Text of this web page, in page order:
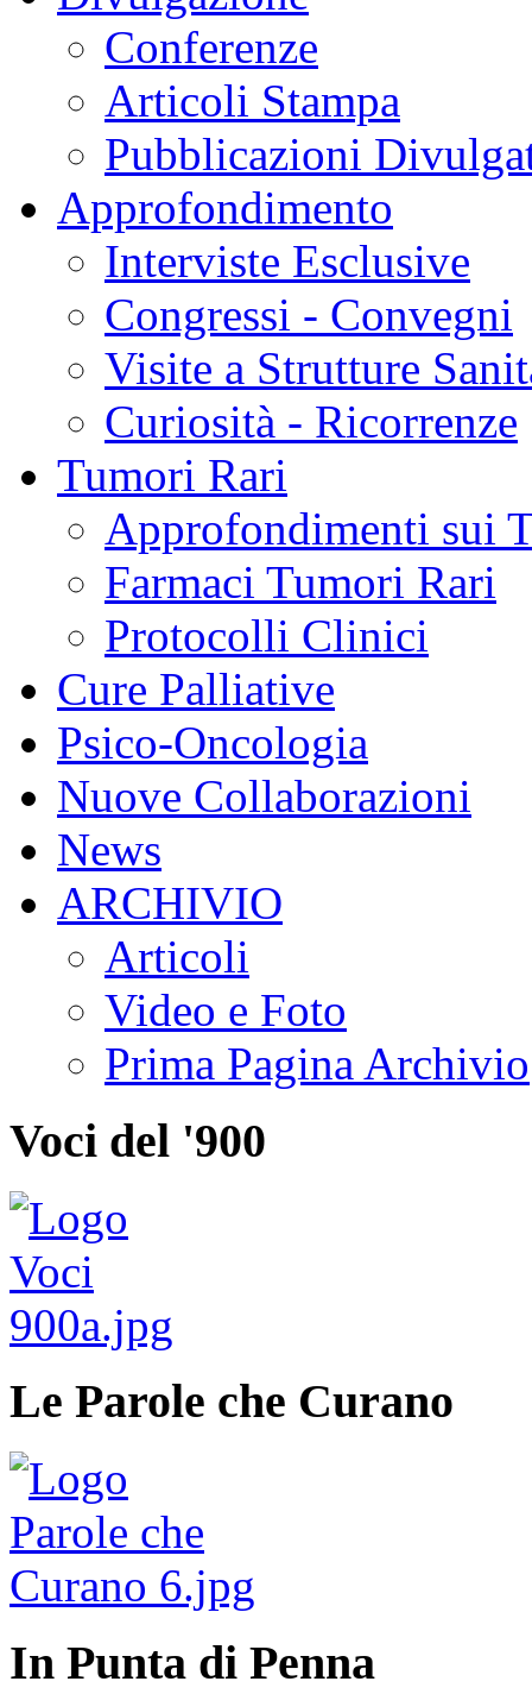
Conferenze
Articoli Stampa
Pubblicazioni
Approfondimento
Interviste Esclusive
Congressi - Convegni
Visite a Strutture
Curiosità - Ricorrenze
Tumori Rari
Approfondimenti sui
Farmaci Tumori Rari
Protocolli Clinici
Cure Palliative
Psico-Oncologia
Nuove Collaborazioni
News
ARCHIVIO
Articoli
Video e Foto
Prima Pagina Archivio
Voci del '900
Le Parole che Curano
In Punta di Penna